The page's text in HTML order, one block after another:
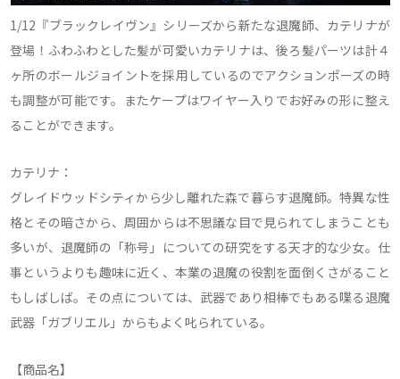
1/12『ブラックレイヴン』シリーズから新たな退魔師、カテリナが
登場！ふわふわとした髪が可愛いカテリナは、後ろ髪パーツは計４
ヶ所のボールジョイントを採用しているのでアクションポーズの時
も調整が可能です。またケープはワイヤー入りでお好みの形に整え
ることができます。
カテリナ：
グレイドウッドシティから少し離れた森で暮らす退魔師。特異な性
格とその暗さから、周囲からは不思議な目で見られてしまうことも
多いが、退魔師の「称号」についての研究をする天才的な少女。仕
事というよりも趣味に近く、本業の退魔の役割を面倒くさがること
もしばしば。その点については、武器であり相棒でもある喋る退魔
武器「ガブリエル」からもよく叱られている。
【商品名】